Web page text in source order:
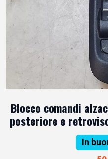
Blocco comandi
posteriore e
In